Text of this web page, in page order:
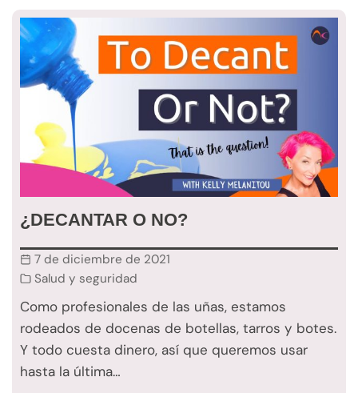
¿DECANTAR O NO?
7 de diciembre de 2021
Salud y seguridad
Como profesionales de las uñas, estamos
rodeados de docenas de botellas, tarros y botes.
Y todo cuesta dinero, así que queremos usar
hasta la última…